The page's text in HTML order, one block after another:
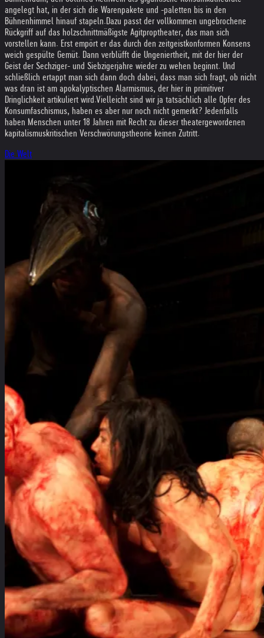
angelegt hat, in der sich die Warenpakete und -paletten bis in den
Bühnenhimmel hinauf stapeln.Dazu passt der vollkommen ungebrochene
Rückgriff auf das holzschnittmäßigste Agitproptheater, das man sich
vorstellen kann. Erst empört er das durch den zeitgeistkonformen Konsens
weich gespülte Gemüt. Dann verblüfft die Ungeniertheit, mit der hier der
Geist der Sechziger- und Siebzigerjahre wieder zu wehen beginnt. Und
schließlich ertappt man sich dann doch dabei, dass man sich fragt, ob nicht
was dran ist am apokalyptischen Alarmismus, der hier in primitiver
Dringlichkeit artikuliert wird.Vielleicht sind wir ja tatsächlich alle Opfer des
Konsumfaschismus, haben es aber nur noch nicht gemerkt? Jedenfalls
haben Menschen unter 18 Jahren mit Recht zu dieser theatergewordenen
kapitalismuskritischen Verschwörungstheorie keinen Zutritt.
Die Welt